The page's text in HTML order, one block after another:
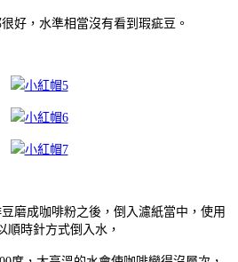
好，水準相當沒有看到瑕疵豆。
磨成咖啡粉之後，倒入濾紙當中，使用
順時針方式倒入水，